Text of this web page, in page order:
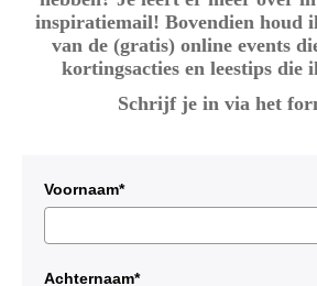
inspiratiemail! Bovendien houd
van de (gratis) online events
kortingsacties en leestips die
Schrijf je in via het